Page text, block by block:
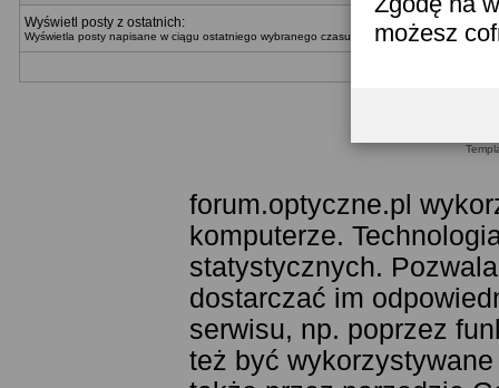
możesz
Wyświetl posty z ostatnich:
Wyświetla posty napisane w ciągu ostatniego wybranego czasu. Można wybrać metodę
forum.optyczne.pl
komputerze.
statystycznych.
dostarczać im
serwisu, np. poprzez
też być